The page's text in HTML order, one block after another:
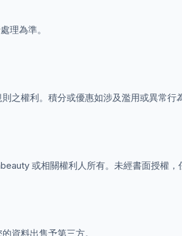
理為準。
之權利。積分或優惠如涉及濫用或異常行
或相關權利人所有。未經書面授權
資料出售予第三方。